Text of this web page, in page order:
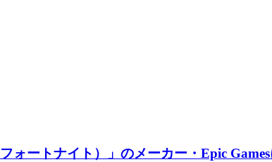
ォートナイト）」のメーカー・Epic